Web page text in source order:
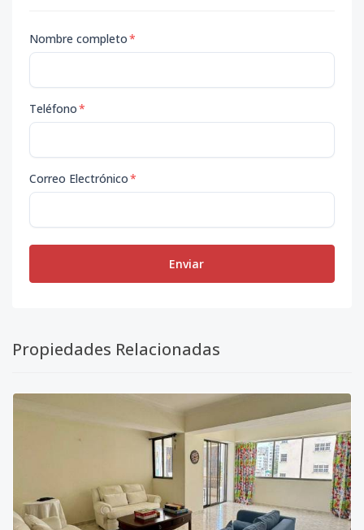
Nombre completo*
Teléfono*
Correo Electrónico*
Enviar
Propiedades Relacionadas